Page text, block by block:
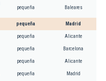
pequeña Baleares
pequeña Madrid
pequeña Alicante
pequeña Barcelona
pequeña Alicante
pequeña Madrid